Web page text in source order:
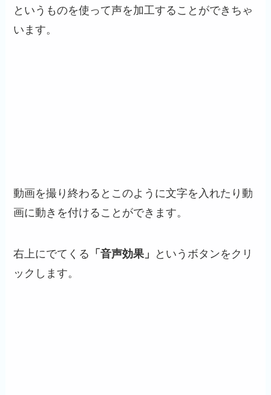
というものを使って声を加工することができちゃ
います。
動画を撮り終わるとこのように文字を入れたり動
画に動きを付けることができます。
右上にでてくる 「音声効果」
というボタンをクリ
ックします。